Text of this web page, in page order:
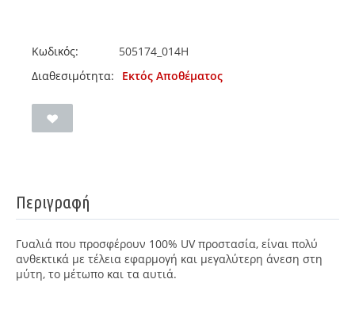
Κωδικός:
505174_014H
Διαθεσιμότητα:
Εκτός Αποθέματος
Περιγραφή
Γυαλιά που προσφέρουν 100% UV προστασία, είναι πολύ
ανθεκτικά με τέλεια εφαρμογή και μεγαλύτερη άνεση στη
μύτη, το μέτωπο και τα αυτιά.